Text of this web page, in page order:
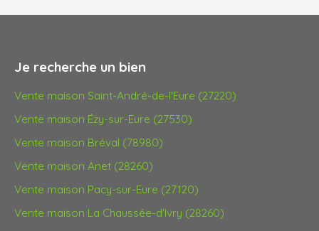
Je recherche un bien
Vente maison Saint-André-de-l'Eure (27220)
Vente maison Ézy-sur-Eure (27530)
Vente maison Bréval (78980)
Vente maison Anet (28260)
Vente maison Pacy-sur-Eure (27120)
Vente maison La Chaussée-d'Ivry (28260)